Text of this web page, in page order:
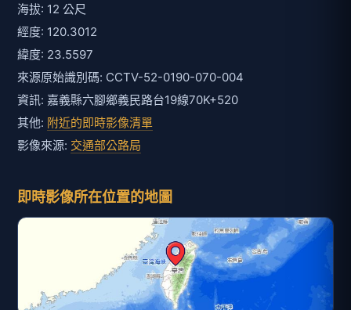
海拔: 12 公尺
經度: 120.3012
緯度: 23.5597
來源原始識別碼: CCTV-52-0190-070-004
資訊: 嘉義縣六腳鄉義民路台19線70K+520
其他: 附近的即時影像清單
影像來源: 交通部公路局
即時影像所在位置的地圖